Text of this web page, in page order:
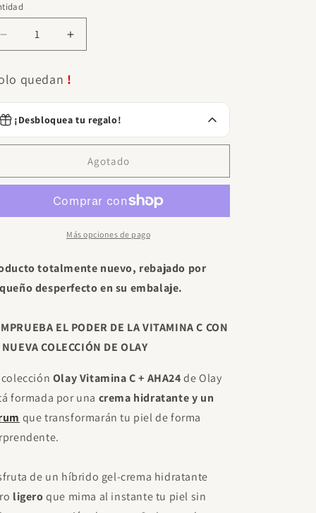
Reducir
cantidad
Olay
-
Gel
Crema
De
Vitamina
C
AHA24
Deteriorado)
Aumentar
cantidad
Olay
-
Gel
Crema
De
Día
Vitamina
C
+
AHA24
50ml
Deteriorado)
quedan !
¡Desbloquea tu regalo!
Desodorante AXE Marine Spray
150ml
€3.99 Gratis
Desodorante Axe 48h Dark
Temptation Spray 150ml
€4.10 Gratis
Gasta€45.00para desbloquear.
€4.10 Gratis
€45.00 para desbloquear.
Agotado
Más opciones de pago
totalmente nuevo, rebajado por
desperfecto en su embalaje.
EL PODER DE LA VITAMINA C CON
COLECCIÓN DE OLAY
colección Olay Vitamina C + AHA24de Olay
formada por una crema hidratante y un
que transformarán tu piel de forma
de un híbrido gel-crema hidratante
ligeroque mima al instante tu piel sin